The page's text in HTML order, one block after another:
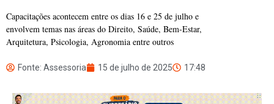
Capacitações acontecem entre os dias 16 e 25 de julho e
envolvem temas nas áreas do Direito, Saúde, Bem-Estar,
Arquitetura, Psicologia, Agronomia entre outros
Fonte: Assessoria 15 de julho de 2025 17:48